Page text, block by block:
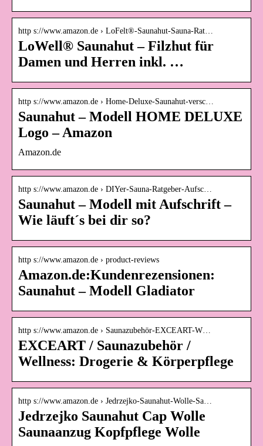
http s://www.amazon.de › LoFelt®-Saunahut-Sauna-Rat…
LoWell® Saunahut – Filzhut für
Damen und Herren inkl. …
http s://www.amazon.de › Home-Deluxe-Saunahut-versc…
Saunahut – Modell HOME DELUXE
Logo – Amazon
Amazon.de
http s://www.amazon.de › DIYer-Sauna-Ratgeber-Aufsc…
Saunahut – Modell mit Aufschrift –
Wie läuft´s bei dir so?
http s://www.amazon.de › product-reviews
Amazon.de:Kundenrezensionen:
Saunahut – Modell Gladiator
http s://www.amazon.de › Saunazubehör-EXCEART-W…
EXCEART / Saunazubehör /
Wellness: Drogerie & Körperpflege
http s://www.amazon.de › Jedrzejko-Saunahut-Wolle-Sa…
Jedrzejko Saunahut Cap Wolle
Saunaanzug Kopfpflege Wolle